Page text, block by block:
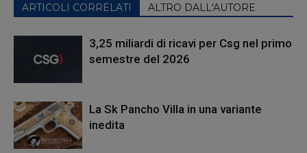
ARTICOLI CORRELATI ALTRO DALL'AUTORE
3,25 miliardi di ricavi per Csg nel primo
semestre del 2026
La Sk Pancho Villa in una variante
inedita